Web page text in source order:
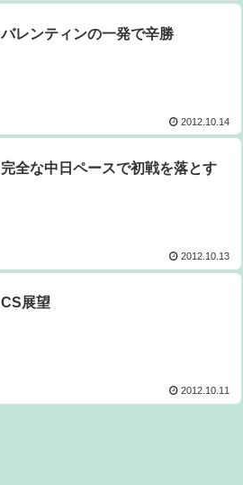
バレンティンの一発で辛勝
2012.10.14
完全な中日ペースで初戦を落とす
2012.10.13
CS展望
2012.10.11